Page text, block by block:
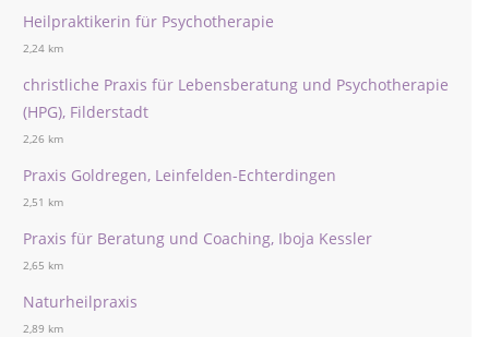
Heilpraktikerin für Psychotherapie
2,24 km
christliche Praxis für Lebensberatung und Psychotherapie
(HPG), Filderstadt
2,26 km
Praxis Goldregen, Leinfelden-Echterdingen
2,51 km
Praxis für Beratung und Coaching, Iboja Kessler
2,65 km
Naturheilpraxis
2,89 km